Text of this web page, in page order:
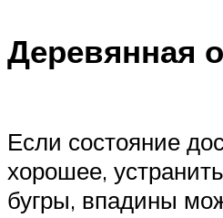
Деревянная
Если состояние
хорошее,
бугры, впадины